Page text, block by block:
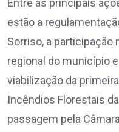
Entre as principais
estão a
Sorriso, a participação
regional do município
viabilização da
Incêndios Florestais
passagem pela